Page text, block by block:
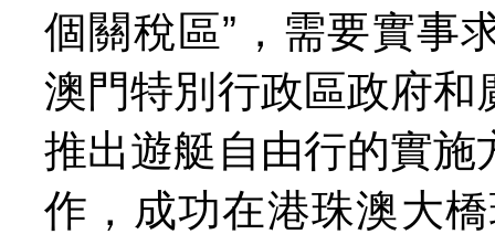
個關稅區”，需要實事
澳門特別行政區政府
推出遊艇自由行的實
作，成功在港珠澳大